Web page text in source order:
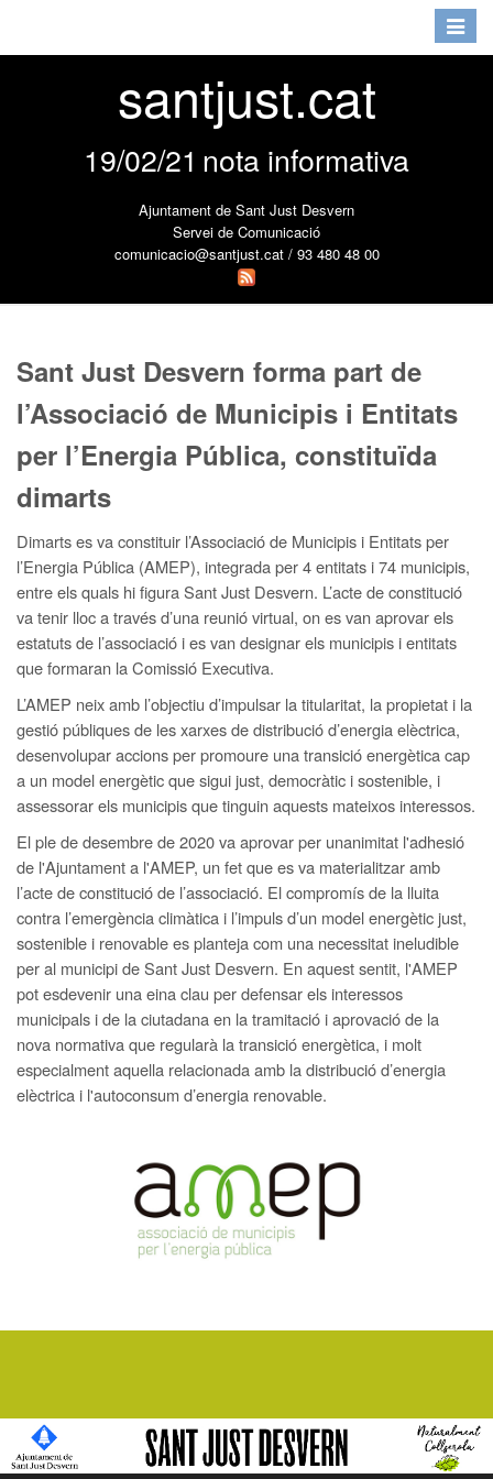
Toggle
santjust.cat
19/02/21 nota informativa
Ajuntament de Sant Just Desvern
Servei de Comunicació
comunicacio@santjust.cat / 93 480 48 00
Sant Just Desvern forma part de
l’Associació de Municipis i Entitats
per l’Energia Pública, constituïda
dimarts
Dimarts es va constituir l’Associació de Municipis i Entitats per
l’Energia Pública (AMEP), integrada per 4 entitats i 74 municipis,
entre els quals hi figura Sant Just Desvern. L’acte de constitució
va tenir lloc a través d’una reunió virtual, on es van aprovar els
estatuts de l’associació i es van designar els municipis i entitats
que formaran la Comissió Executiva.
L’AMEP neix amb l’objectiu d’impulsar la titularitat, la propietat i la
gestió públiques de les xarxes de distribució d’energia elèctrica,
desenvolupar accions per promoure una transició energètica cap
a un model energètic que sigui just, democràtic i sostenible, i
assessorar els municipis que tinguin aquests mateixos interessos.
El ple de desembre de 2020 va aprovar per unanimitat l'adhesió
de l'Ajuntament a l'AMEP, un fet que es va materialitzar amb
l’acte de constitució de l’associació. El compromís de la lluita
contra l’emergència climàtica i l’impuls d’un model energètic just,
sostenible i renovable es planteja com una necessitat ineludible
per al municipi de Sant Just Desvern. En aquest sentit, l'AMEP
pot esdevenir una eina clau per defensar els interessos
municipals i de la ciutadana en la tramitació i aprovació de la
nova normativa que regularà la transició energètica, i molt
especialment aquella relacionada amb la distribució d’energia
elèctrica i l'autoconsum d’energia renovable.